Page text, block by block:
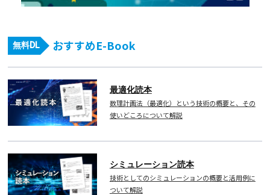
無料DL おすすめE-Book
最適化読本
数理計画法（最適化）という技術の概要と、その
使いどころについて解説
シミュレーション読本
技術としてのシミュレーションの概要と活用例に
ついて解説